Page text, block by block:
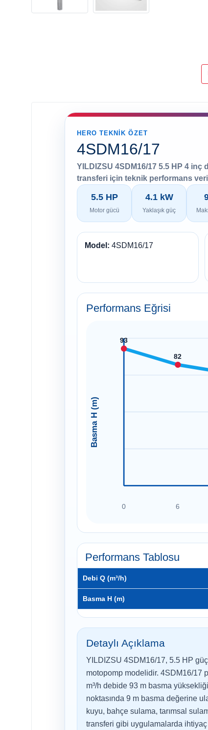
HERO TEKNIK ÖZET
4SDM16/17
YILDIZSU 4SDM16/17 5.5 HP 4
transferi için teknik performans
5.5 HP
Motor gücü
4.1 kW
Yaklaşık güç
Model: 4SDM16/17
Performans Eğrisi
93
82
0 6
Basma H (m)
Performans Tablosu
Debi Q (m³/h)
Basma H (m)
Detaylı Açıklama
YILDIZSU 4SDM16/17, 5.5 HP güç
motopomp modelidir. 4SDM16/17
m³/h debide 93 m basma
noktasında 9 m basma değerine
kuyu, bahçe sulama, tarımsal
transferi gibi uygulamalarda